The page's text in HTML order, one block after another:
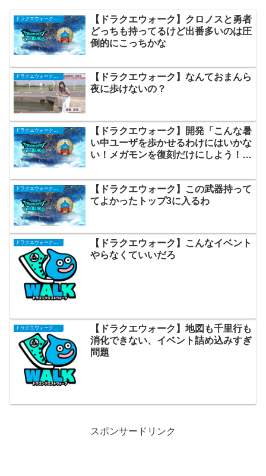
【ドラクエウォーク】クロノスと勇者
どっちも持ってるけど出番多いのは圧
倒的にこっちかな
ドラクエウォークまとめ
【ドラクエウォーク】なんておまんら
夜に歩けないの？
ドラクエウォークまとめ
【ドラクエウォーク】開発「こんな暑
い中ユーザを歩かせるわけにはいかな
い！メガモンを復刻だけにしよう！ヨ
ドラクエウォークまとめ
【ドラクエウォーク】この武器持って
てよかったトップ3に入るわ
ドラクエウォークまとめ
【ドラクエウォーク】こんなイベント
やらなくていいだろ
ドラクエウォークまとめ
【ドラクエウォーク】地図も千里行も
消化できない、イベント詰め込みすぎ
問題
スポンサードリンク